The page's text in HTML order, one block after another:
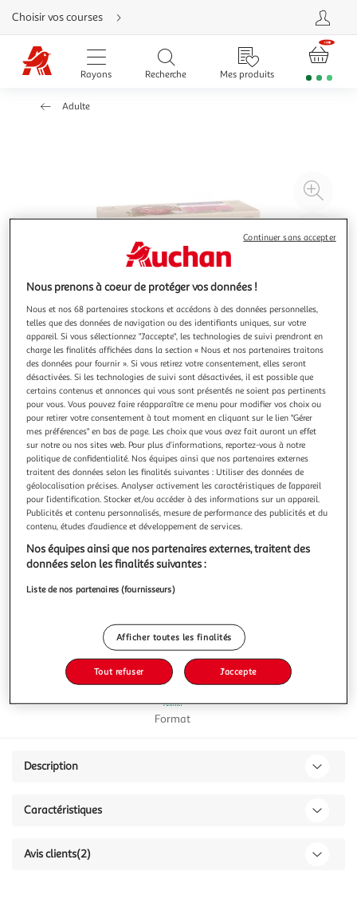
Aller
directement
au
contenu
Aller
directement
Aller
d'aide
Choisir vos courses
Rayons Recherche Mes produits
Adulte
à
3.0 (2)
PURINA ONE
Delicate Sachet repas au saumon riz et aux carottes
en sauce pour petit chien
Avoir un microbiome intestinal équilibré est essentiel pour
soutenir la bonne santé digestive, les défenses naturelles et
le bien-être général de votre chien. C'est pourquoi nos
experts PURINA ont développé PURINA ONE MINI/SMALL <
10kg : Une formule de Haute Nutrition complète contenant
de l'inuline
En savoir +
10x85g 10 sachets
Vous voulez connaître le prix de ce produit ?
Format
Description
Caractéristiques
Avis clients(2)
Nous prenons à coeur de protéger vos données !
Nous et nos 68 partenaires stockons et accédons à des données personnelles,
telles que des données de navigation ou des identifiants uniques, sur votre
appareil. Si vous sélectionnez "J'accepte", les technologies de suivi prendront en
charge les finalités affichées dans la section « Nous et nos partenaires traitons
des données pour fournir ». Si vous retirez votre consentement, elles seront
désactivées. Si les technologies de suivi sont désactivées, il est possible que
certains contenus et annonces qui vous sont présentés ne soient pas pertinents
pour vous. Vous pouvez faire réapparaître ce menu pour modifier vos choix ou
pour retirer votre consentement à tout moment en cliquant sur le lien "Gérer
mes préférences" en bas de page. Les choix que vous avez fait auront un effet
sur notre ou nos sites web. Pour plus d’informations, reportez-vous à notre
politique de confidentialité. Nos équipes ainsi que nos partenaires externes
traitent des données selon les finalités suivantes : Utiliser des données de
géolocalisation précises. Analyser activement les caractéristiques de l’appareil
pour l’identification. Stocker et/ou accéder à des informations sur un appareil.
Publicités et contenu personnalisés, mesure de performance des publicités et du
contenu, études d’audience et développement de services.
Nos équipes ainsi que nos partenaires externes, traitent des
données selon les finalités suivantes :
Liste de nos partenaires (fournisseurs)
Afficher toutes les finalités
Tout refuser J'accepte
Continuer sans accepter